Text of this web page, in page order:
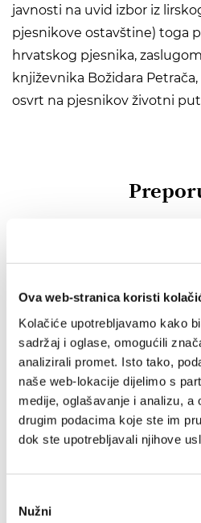
Ova web-stranica koristi
Kolačiće upotrebljavamo kako
sadržaj i oglase, omogućili
analizirali promet. Isto tako,
naše web-lokacije dijelimo s
medije, oglašavanje i analizu, a
drugim podacima koje ste im
dok ste upotrebljavali njihove
pristanka
Nužni
javnosti na uvid izbor iz
pjesnikove ostavštine) toga
hrvatskog pjesnika,
književnika Božidara
osvrt na pjesnikov životni